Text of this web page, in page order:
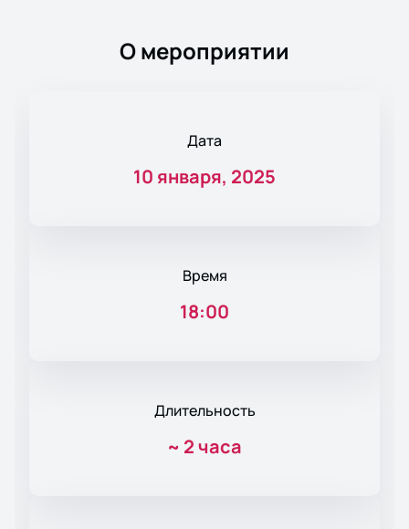
О мероприятии
Дата
10 января, 2025
Время
18:00
Длительность
~ 2 часа